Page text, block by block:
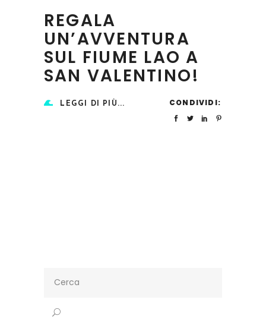
REGALA
UN’AVVENTURA
SUL FIUME LAO A
SAN VALENTINO!
LEGGI DI PIÙ... CONDIVIDI: